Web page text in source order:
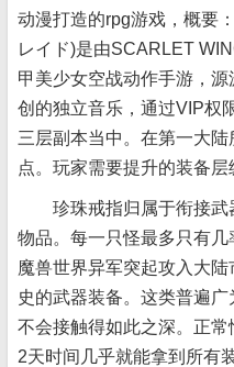
动漫打造的rpg游戏，概要
レイド)是由SCARLET
甲美少女空战动作手游，
创的独立音乐，通过VIP权
三层副本当中。在第一大
点。玩家需要提升的装备层
珍珠戒指归属于衔接武
物品。每一只怪最多只有
魔兽世界异军突起攻入大
史的武器装备。这类普遍
不会接触得如此之深。正
2天时间几乎就能拿到所有